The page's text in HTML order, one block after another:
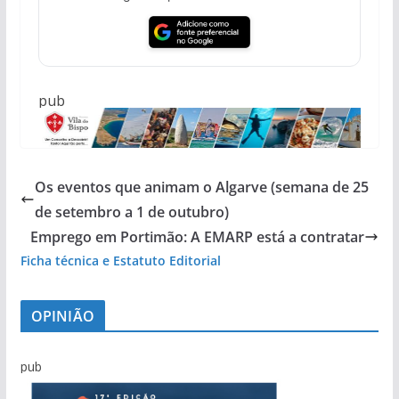
pub
Os eventos que animam o Algarve (semana de 25
de setembro a 1 de outubro)
Emprego em Portimão: A EMARP está a contratar
Ficha técnica e Estatuto Editorial
OPINIÃO
pub